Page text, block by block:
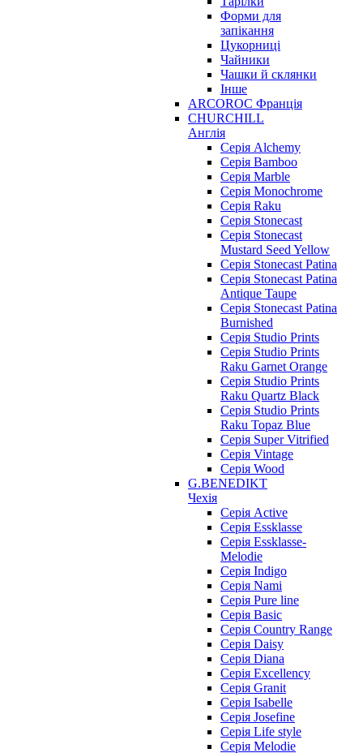
Форми для
запікання
Цукорниці
Чайники
Чашки й склянки
Інше
ARCOROC Франція
CHURCHILL
Англія
Серія Alchemy
Серія Bamboo
Серія Marble
Серія Monochrome
Серія Raku
Серія Stonecast
Серія Stonecast
Mustard Seed Yellow
Серія Stonecast Patina
Серія Stonecast Patina
Antique Taupe
Серія Stonecast Patina
Burnished
Серія Studio Prints
Серія Studio Prints
Raku Garnet Orange
Серія Studio Prints
Raku Quartz Black
Серія Studio Prints
Raku Topaz Blue
Серія Super Vitrified
Серія Vintage
Серія Wood
G.BENEDIKT
Чехія
Cерія Active
Cерія Essklasse
Cерія Essklasse-
Melodie
Cерія Indigo
Cерія Nami
Cерія Pure line
Серія Basic
Серія Country Range
Серія Daisy
Серія Diana
Серія Excellency
Серія Granit
Серія Isabelle
Серія Josefine
Серія Life style
Серія Melodie